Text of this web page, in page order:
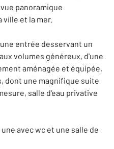
panoramique
ville et la mer.
entrée desservant un
volumes généreux, d'une
aménagée et équipée,
dont une magnifique suite
salle d'eau privative
avec wc et une salle de